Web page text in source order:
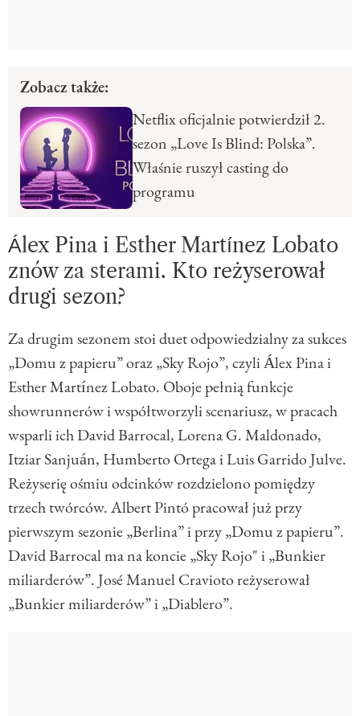
Zobacz także:
Netflix oficjalnie potwierdził 2.
sezon „Love Is Blind: Polska”.
Właśnie ruszył casting do
programu
Álex Pina i Esther Martínez Lobato
znów za sterami. Kto reżyserował
drugi sezon?
Za drugim sezonem stoi duet odpowiedzialny za sukces
„Domu z papieru” oraz „Sky Rojo”, czyli Álex Pina i
Esther Martínez Lobato. Oboje pełnią funkcje
showrunnerów i współtworzyli scenariusz, w pracach
wsparli ich David Barrocal, Lorena G. Maldonado,
Itziar Sanjuán, Humberto Ortega i Luis Garrido Julve.
Reżyserię ośmiu odcinków rozdzielono pomiędzy
trzech twórców. Albert Pintó pracował już przy
pierwszym sezonie „Berlina” i przy „Domu z papieru”.
David Barrocal ma na koncie „Sky Rojo" i „Bunkier
miliarderów”. José Manuel Cravioto reżyserował
„Bunkier miliarderów” i „Diablero”.